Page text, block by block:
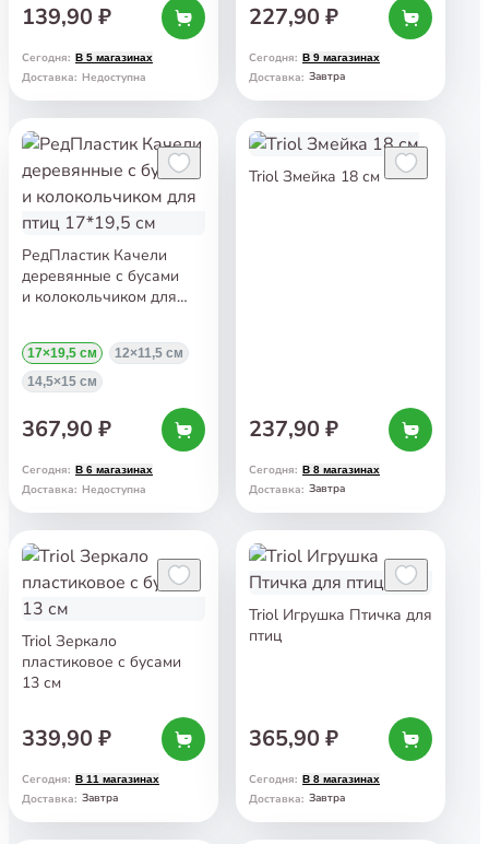
139,90 ₽
Сегодня: В 5 магазинах
Доставка: Недоступна
227,90 ₽
Сегодня: В 9 магазинах
Доставка: Завтра
РедПластик Качели
деревянные с бусами
и колокольчиком для
17×19,5 см
12×11,5 см
14,5×15 см
367,90 ₽
Сегодня: В 6 магазинах
Доставка: Недоступна
Triol Змейка 18 см
237,90 ₽
Сегодня: В 8 магазинах
Доставка: Завтра
Triol Зеркало
пластиковое с бусами
13 см
339,90 ₽
Сегодня: В 11 магазинах
Доставка: Завтра
Triol Игрушка Птичка для
птиц
365,90 ₽
Сегодня: В 8 магазинах
Доставка: Завтра